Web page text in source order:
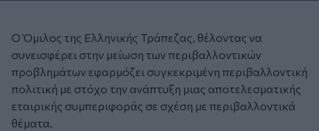
Ο Όμιλος της Ελληνικής Τράπεζας, θέλοντας να
συνεισφέρει στην μείωση των περιβαλλοντικών
προβλημάτων εφαρμόζει συγκεκριμένη περιβαλλοντική
πολιτική με στόχο την ανάπτυξη μιας αποτελεσματικής
εταιρικής συμπεριφοράς σε σχέση με περιβαλλοντικά
θέματα.